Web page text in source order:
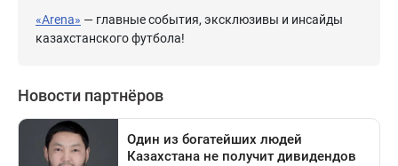
«Arena» — главные события, эксклюзивы и инсайды
казахстанского футбола!